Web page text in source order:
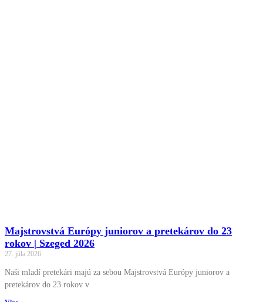
Majstrovstvá Európy juniorov a pretekárov do 23
rokov | Szeged 2026
27. júla 2026
Naši mladí pretekári majú za sebou Majstrovstvá Európy juniorov a
pretekárov do 23 rokov v